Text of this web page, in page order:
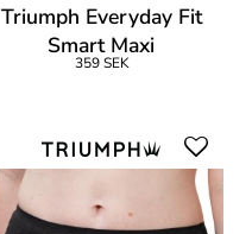
Triumph Everyday Fit
Smart Maxi
359 SEK